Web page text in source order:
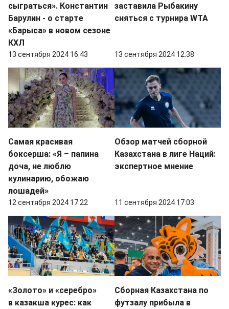
сыграться». Константин
Барулин - о старте
«Барыса» в новом сезоне
КХЛ
13 сентября 2024 16:43
заставила Рыбакину
сняться с турнира WTA
13 сентября 2024 12:38
Самая красивая
боксерша: «Я – папина
доча, не люблю
кулинарию, обожаю
лошадей»
12 сентября 2024 17:22
Обзор матчей сборной
Казахстана в лиге Наций:
экспертное мнение
11 сентября 2024 17:03
«Золото» и «серебро»
в казакша курес: как
Сборная Казахстана по
футзалу прибыла в